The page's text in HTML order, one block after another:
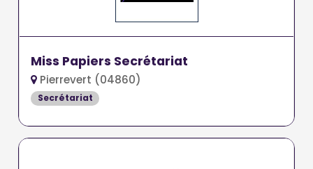
Miss Papiers Secrétariat
Pierrevert (04860)
Secrétariat